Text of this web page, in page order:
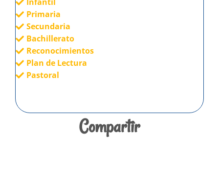
Primaria
Secundaria
Bachillerato
Reconocimientos
Plan de Lectura
Pastoral
Compartir